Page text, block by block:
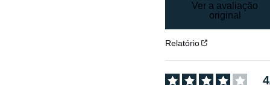
Ver a avaliação
original
Relatório
4